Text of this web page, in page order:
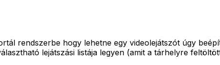
rendszerbe hogy lehetne egy videolejátszót úgy
lejátszási listája legyen (amit a tárhelyre